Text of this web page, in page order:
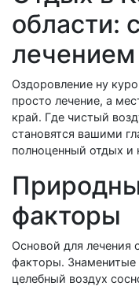
области:
лечением
Оздоровление ну
просто лечение, а
край. Где чистый
становятся вашими
полноценный отдых и
факторы
Основой для
факторы.
целебный воздух